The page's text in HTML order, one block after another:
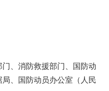
、消防救援部门、国防动
、国防动员办公室（人民